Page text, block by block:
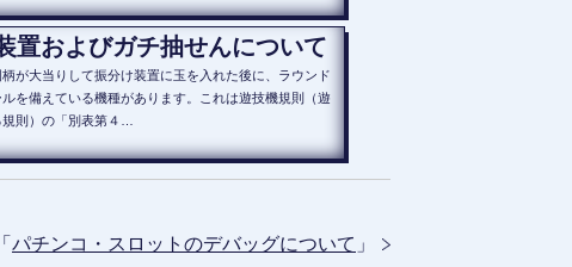
置およびガチ抽せんについて
が大当りして振分け装置に玉を入れた後に、ラウンド
を備えている機種があります。これは遊技機規則（遊
則）の「別表第４…
「 パチンコ・スロットのデバッグについて 」